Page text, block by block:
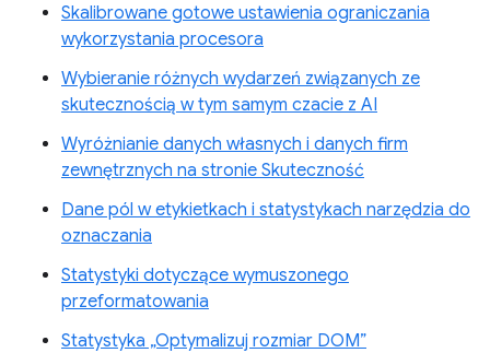
Skalibrowane gotowe ustawienia ograniczania
wykorzystania procesora
Wybieranie różnych wydarzeń związanych ze
skutecznością w tym samym czacie z AI
Wyróżnianie danych własnych i danych firm
zewnętrznych na stronie Skuteczność
Dane pól w etykietkach i statystykach narzędzia do
oznaczania
Statystyki dotyczące wymuszonego
przeformatowania
Statystyka „Optymalizuj rozmiar DOM”